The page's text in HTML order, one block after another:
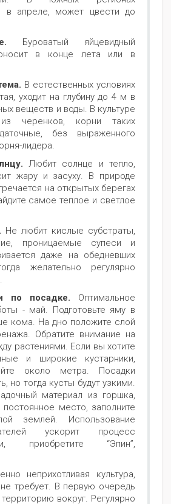
в апреле, может цвести до
Буроватый яйцевидный
в конце лета или в
В естественных условиях
уходит на глубину до 4 м в
веществ и воды. В культуре
черенков, корни таких
без выраженного
лидера.
Любит солнце и тепло,
жару и засуху. В природе
на открытых берегах
самое теплое и светлое
Не любит кислые субстраты,
проницаемые супеси и
даже на обедневших
желательно регулярно
по посадке. Оптимальное
- май. Подготовьте яму в
кома. На дно положите слой
Обратите внимание на
растениями. Если вы хотите
и широкие кустарники,
около метра. Посадки
но тогда кусты будут узкими.
материал из горшка,
место, заполните
землей. Использование
ускорит процесс
приобретите “Эпин”,
неприхотливая культура,
требует. В первую очередь
вокруг. Регулярно